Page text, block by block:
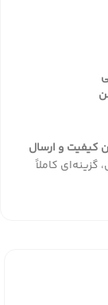
کیفیت و ارسال
گزینه‌ای کاملاً